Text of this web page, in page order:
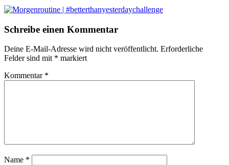
Leser-
Schreibe einen Kommentar
Deine E-Mail-Adresse wird nicht veröffentlicht. Erforderliche
Felder sind mit * markiert
Kommentar *
Name *